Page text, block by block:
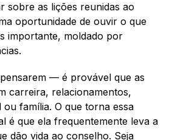
sobre as lições reunidas ao
oportunidade de ouvir o que
importante, moldado por
— é provável que as
carreira, relacionamentos,
família. O que torna essa
é que ela frequentemente leva a
dão vida ao conselho. Seja